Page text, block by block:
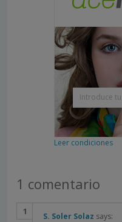
Leer condiciones
1 comentario
S. Soler Solaz says: